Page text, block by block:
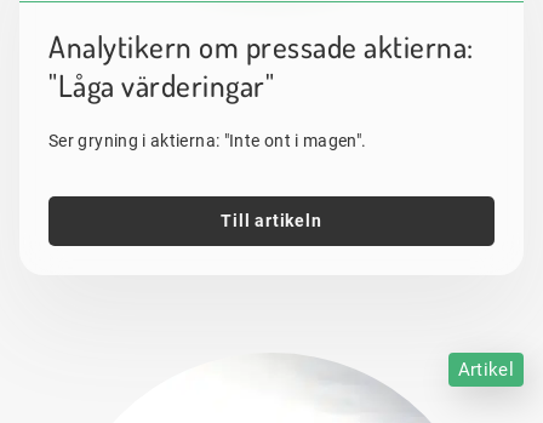
Analytikern om pressade aktierna:
"Låga värderingar"
Ser gryning i aktierna: "Inte ont i magen".
Till artikeln
Artikel